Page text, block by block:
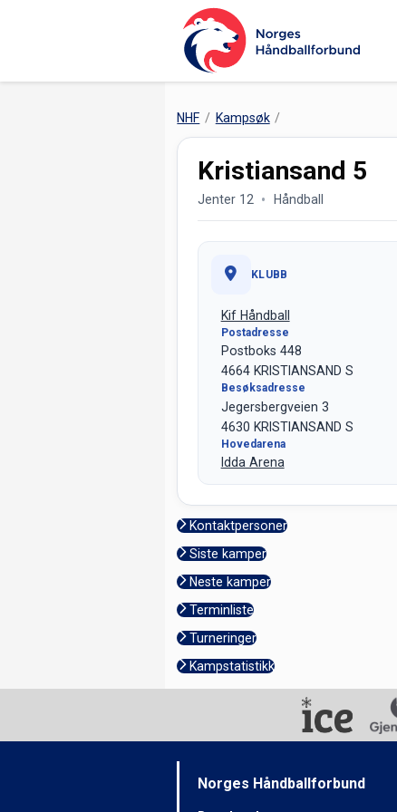
NHF Kampsøk
Kristiansand 5
Jenter 12 Håndball
KLUBB
Kif Håndball
Postadresse
Postboks 448
4664 KRISTIANSAND S
Besøksadresse
Jegersbergveien 3
4630 KRISTIANSAND S
Hovedarena
Idda Arena
Kontaktpersoner
Siste kamper
Neste kamper
Terminliste
Turneringer
Kampstatistikk
Norges Håndballforbund